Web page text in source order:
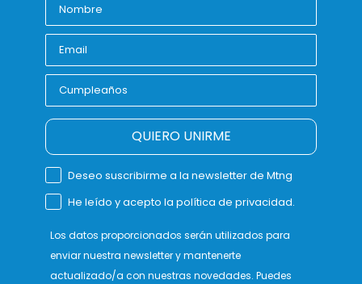
QUIERO UNIRME
Deseo suscribirme a la newsletter de Mtng
He leído y acepto la política de privacidad.
Los datos proporcionados serán utilizados para
enviar nuestra newsletter y mantenerte
actualizado/a con nuestras novedades. Puedes